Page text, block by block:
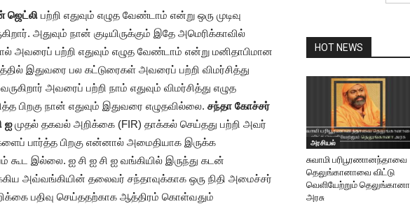
ஜெட்லி பற்றி எதுவும் எழுத வேண்டாம் என்று ஒரு முடிவு
அதுவும் நான் குடியிருக்கும் இதே அமெரிக்காவில்
அவரைப் பற்றி எதுவும் எழுத வேண்டாம் என்று மனிதாபிமான
இதுவரை பல கட்டுரைகள் அவரைப் பற்றி விமர்சித்து
அவரைப் பற்றி நாம் எதுவும் விமர்சித்து எழுத
நான் எதுவும் இதுவரை எழுதவில்லை. சந்தா கோச்சர்
ஐமுதல் தகவல் அறிக்கை (FIR) தாக்கல் செய்தது பற்றி அவர்
பார்த்த பிறகு என்னால் அமைதியாக இருக்க
கூட இல்லை. ஐ சி ஐ சி ஐ வங்கியில் இருந்து கடன்
அவ்வங்கியின் தலைவர் சந்தாவுக்காக ஒரு நிதி அமைச்சர்
பதிவு செய்ததற்காக ஆத்திரம் கொள்வதும்
HOT NEWS
அரசியல்
சுவாமி பரிபூரணானந்தாவை
தெலுங்கானாவை விட்டு
வெளியேற்றும் தெலுங்கானா
அரசு